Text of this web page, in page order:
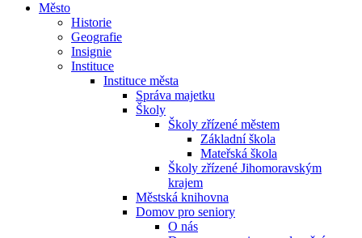
Město
Historie
Geografie
Insignie
Instituce
Instituce města
Správa majetku
Školy
Školy zřízené městem
Základní škola
Mateřská škola
Školy zřízené Jihomoravským
krajem
Městská knihovna
Domov pro seniory
O nás